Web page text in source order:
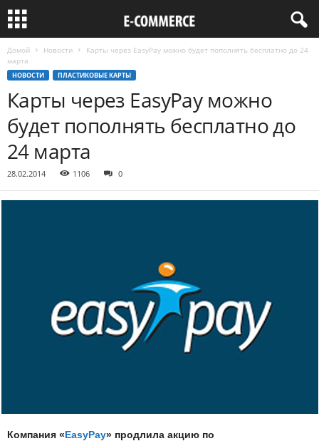
Домой Новости
Карты через EasyPay можно будет пополнять бесплатно до 24
марта
НОВОСТИ ПЛАСТИКОВЫЕ КАРТЫ
Карты через EasyPay можно
будет пополнять бесплатно до
24 марта
28.02.2014 1106 0
Компания «EasyPay» продлила акцию по